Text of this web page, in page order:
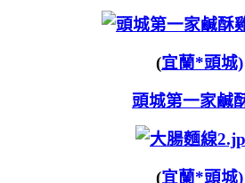
(宜蘭*頭城)
頭城第一家鹹
(宜蘭*頭城)